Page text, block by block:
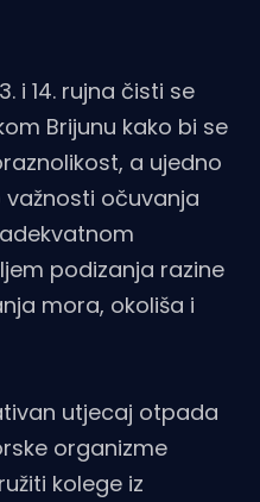
i 14. rujna čisti se
Brijunu kako bi se
a ujedno
važnosti očuvanja
podizanja razine
mora, okoliša i
utjecaj otpada
organizme
kolege iz